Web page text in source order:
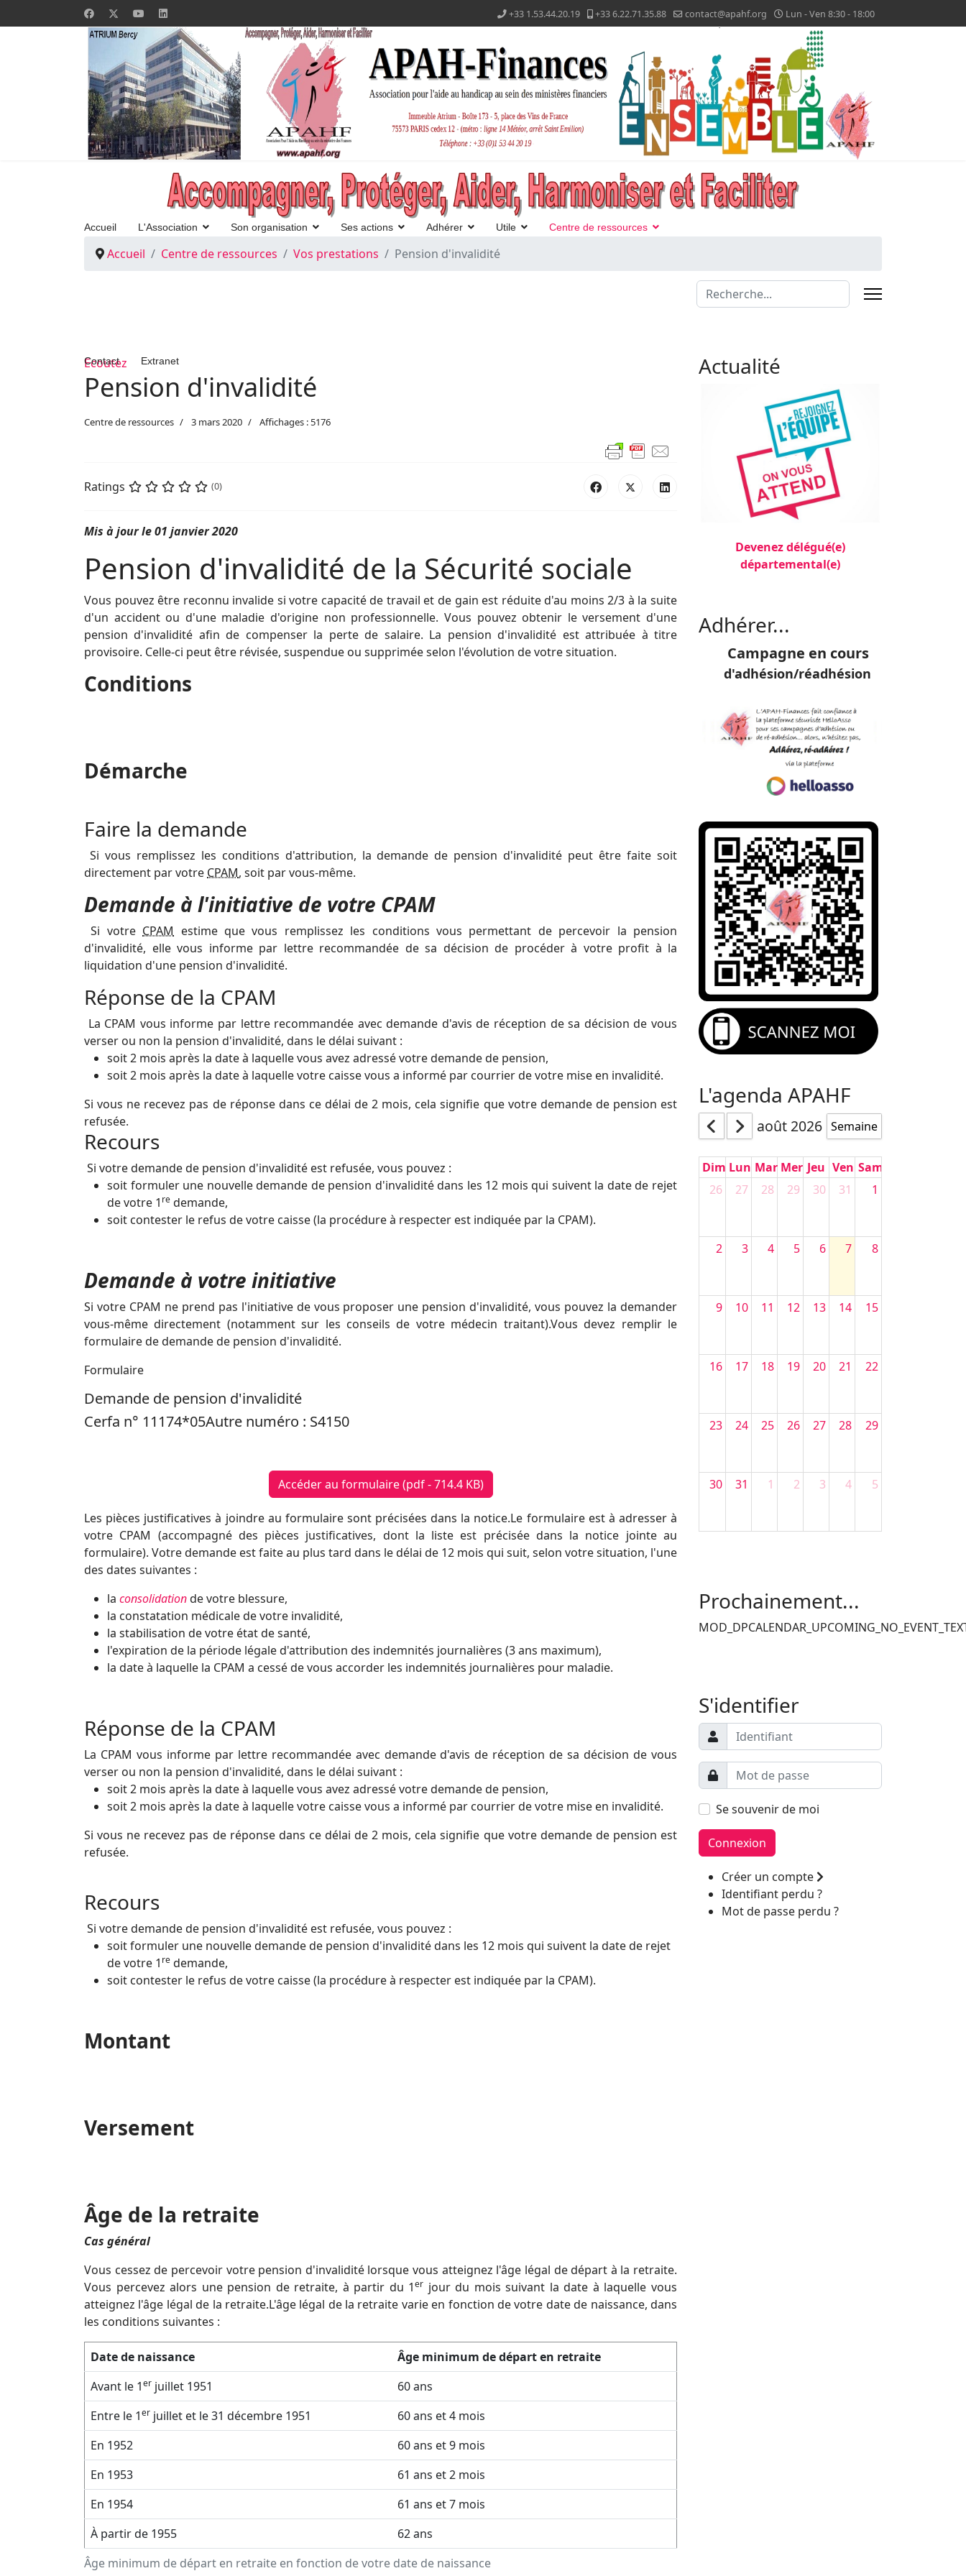
+33 1.53.44.20.19 +33 6.22.71.35.88 contact@apahf.org Lun - Ven 8:30 - 18:00
Accueil L'Association Son organisation Ses actions Adhérer Utile Centre de ressources
Contact Extranet
Valider
Accueil Centre de ressources Vos prestations Pension d'invalidité
Ecoutez
Pension d'invalidité
Centre de ressources 3 mars 2020 Affichages : 5176
Ratings (0)
Mis à jour le 01 janvier 2020
Pension d'invalidité de la Sécurité sociale
Vous pouvez être reconnu invalide si votre capacité de travail et de gain est réduite d'au moins 2/3 à la suite
d'un accident ou d'une maladie d'origine non professionnelle. Vous pouvez obtenir le versement d'une
pension d'invalidité afin de compenser la perte de salaire. La pension d'invalidité est attribuée à titre
provisoire. Celle-ci peut être révisée, suspendue ou supprimée selon l'évolution de votre situation.
Conditions
Démarche
Faire la demande
Si vous remplissez les conditions d'attribution, la demande de pension d'invalidité peut être faite soit
directement par votre CPAM, soit par vous-même.
Demande à l'initiative de votre CPAM
Si votre CPAM estime que vous remplissez les conditions vous permettant de percevoir la pension
d'invalidité, elle vous informe par lettre recommandée de sa décision de procéder à votre profit à la
liquidation d'une pension d'invalidité.
Réponse de la CPAM
La CPAM vous informe par lettre recommandée avec demande d'avis de réception de sa décision de vous
verser ou non la pension d'invalidité, dans le délai suivant :
soit 2 mois après la date à laquelle vous avez adressé votre demande de pension,
soit 2 mois après la date à laquelle votre caisse vous a informé par courrier de votre mise en invalidité.
Si vous ne recevez pas de réponse dans ce délai de 2 mois, cela signifie que votre demande de pension est
refusée.
Recours
Si votre demande de pension d'invalidité est refusée, vous pouvez :
soit formuler une nouvelle demande de pension d'invalidité dans les 12 mois qui suivent la date de rejet
de votre 1 re demande,
soit contester le refus de votre caisse (la procédure à respecter est indiquée par la CPAM).
Demande à votre initiative
Si votre CPAM ne prend pas l'initiative de vous proposer une pension d'invalidité, vous pouvez la demander
vous-même directement (notamment sur les conseils de votre médecin traitant).Vous devez remplir le
formulaire de demande de pension d'invalidité.
Formulaire
Demande de pension d'invalidité
Cerfa n° 11174*05Autre numéro : S4150
Accéder au formulaire (pdf - 714.4 KB)
Les pièces justificatives à joindre au formulaire sont précisées dans la notice.Le formulaire est à adresser à
votre CPAM (accompagné des pièces justificatives, dont la liste est précisée dans la notice jointe au
formulaire). Votre demande est faite au plus tard dans le délai de 12 mois qui suit, selon votre situation, l'une
des dates suivantes :
la consolidationde votre blessure,
la constatation médicale de votre invalidité,
la stabilisation de votre état de santé,
l'expiration de la période légale d'attribution des indemnités journalières (3 ans maximum),
la date à laquelle la CPAM a cessé de vous accorder les indemnités journalières pour maladie.
Réponse de la CPAM
La CPAM vous informe par lettre recommandée avec demande d'avis de réception de sa décision de vous
verser ou non la pension d'invalidité, dans le délai suivant :
soit 2 mois après la date à laquelle vous avez adressé votre demande de pension,
soit 2 mois après la date à laquelle votre caisse vous a informé par courrier de votre mise en invalidité.
Si vous ne recevez pas de réponse dans ce délai de 2 mois, cela signifie que votre demande de pension est
refusée.
Recours
Si votre demande de pension d'invalidité est refusée, vous pouvez :
soit formuler une nouvelle demande de pension d'invalidité dans les 12 mois qui suivent la date de rejet
de votre 1 re demande,
soit contester le refus de votre caisse (la procédure à respecter est indiquée par la CPAM).
Montant
Versement
Âge de la retraite
Cas général
Vous cessez de percevoir votre pension d'invalidité lorsque vous atteignez l'âge légal de départ à la retraite.
Vous percevez alors une pension de retraite, à partir du 1er jour du mois suivant la date à laquelle vous
atteignez l'âge légal de la retraite.L'âge légal de la retraite varie en fonction de votre date de naissance, dans
les conditions suivantes :
Âge minimum de départ en retraite en fonction de votre date de naissance
Date de naissance
Âge minimum de départ en retraite
Avant le 1er juillet 1951
60 ans
Entre le 1er juillet et le 31 décembre 1951
60 ans et 4 mois
En 1952
60 ans et 9 mois
En 1953
61 ans et 2 mois
En 1954
61 ans et 7 mois
À partir de 1955
62 ans
Actualité
Devenez délégué(e)
départemental(e)
Adhérer...
Campagne en cours
d'adhésion/réadhésion
L'agenda APAHF
août 2026 Semaine
Dim Lun Mar Mer Jeu Ven Sam
26
27 28 29 30 31 1
2 3 4 5 6 7 8
9 10 11 12 13 14 15
16 17 18 19 20 21 22
23 24 25 26 27 28 29
30 31 1 2 3 4 5
Prochainement...
S'identifier
Se souvenir de moi
Connexion
Créer un compte
Identifiant perdu ?
Mot de passe perdu ?